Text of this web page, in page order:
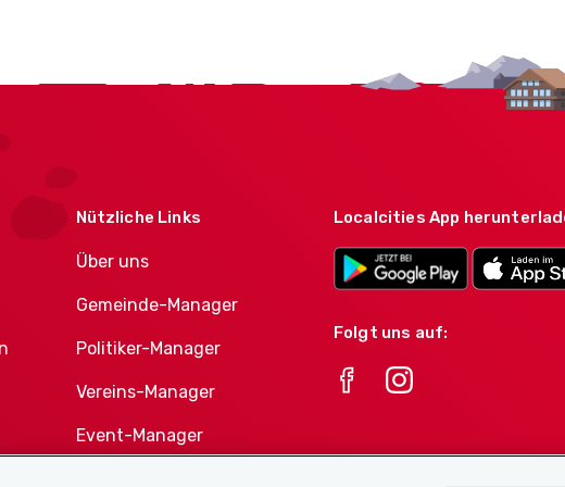
Nützliche Links
Über uns
Gemeinde-Manager
Politiker-Manager
Vereins-Manager
Event-Manager
Localcities App
Folgt uns auf: